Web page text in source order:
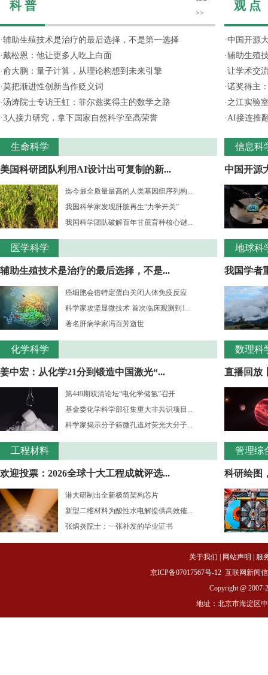
科 普
>>
·辅助生殖技术是治疗的最后选择，不是第一选择
·戴松恩：他让更多人吃上白面
·俞大鹏：量子计算，从理论构想到未来引擎
·莫把渐进性创新当作贬义词
·汤涛院士专访王虹：菲尔兹奖得主的数学之路
·3人接力研究，拿下国家自然科学至高荣誉
生命科学
美国科研团队利用AI设计出可复制的新...
迄今最全质量最高的人类基因组序列构...
我国科学家发现肝脏再生“力学开关”
我国科学团队破解百年甘蔗育种核心谜...
医学科学
辅助生殖技术是治疗的最后选择，不是...
癌细胞会借特定蛋白关闭人体免疫反应
科学家攻坚显微技术 首次临床观测到1...
著名肝病学家冯百芳逝世
化学科学
姜中宏：从化学21分到锻造中国激光“...
第449期双清论坛“电化学储氢”召开
基金委化学科学部征集重大非共识项目...
科学家揭示分子筛微孔道对荧光大分子...
工程材料
欢迎投票：2026全球十大工程成就评选...
港大研制出全新极简架构芯片
新型二维材料为酸性水电解提供高效催...
张炳炎院士：一张补发的毕业证书
观 点
·中国开源
·辅助生殖
·让学术交
·诺奖得主
· 之江实验
·AI接连推
信息科
中国开源
地球科
我国学者
数理科
直播回放
管理综
科研绘图
关于我们 网站声明
服
京ICP备07017567号-12 互联网新闻
Copyright @ 2007-
地址：北京市海淀区